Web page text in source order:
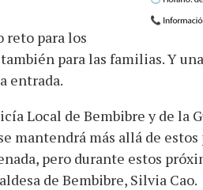
reto para los
para las familias. Y
entrada.
Local de Bembibre y de la
mantendrá más allá de
pero durante estos
de Bembibre, Silvia Cao.